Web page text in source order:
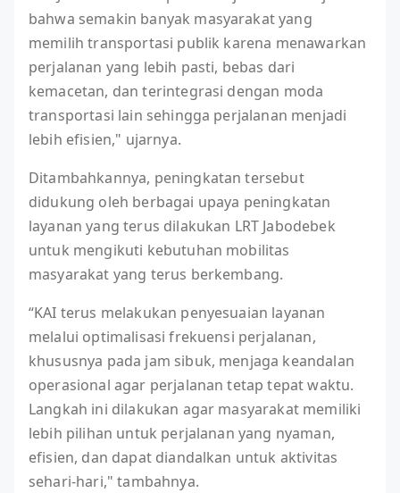
bahwa semakin banyak masyarakat yang
memilih transportasi publik karena menawarkan
perjalanan yang lebih pasti, bebas dari
kemacetan, dan terintegrasi dengan moda
transportasi lain sehingga perjalanan menjadi
lebih efisien," ujarnya.
Ditambahkannya, peningkatan tersebut
didukung oleh berbagai upaya peningkatan
layanan yang terus dilakukan LRT Jabodebek
untuk mengikuti kebutuhan mobilitas
masyarakat yang terus berkembang.
“KAI terus melakukan penyesuaian layanan
melalui optimalisasi frekuensi perjalanan,
khususnya pada jam sibuk, menjaga keandalan
operasional agar perjalanan tetap tepat waktu.
Langkah ini dilakukan agar masyarakat memiliki
lebih pilihan untuk perjalanan yang nyaman,
efisien, dan dapat diandalkan untuk aktivitas
sehari-hari," tambahnya.